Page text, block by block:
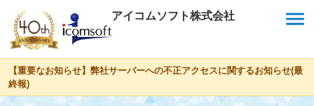
アイコムソフト株式会社
【重要なお知らせ】弊社サーバーへの不正アクセスに関するお知らせ(最
終報)
menu